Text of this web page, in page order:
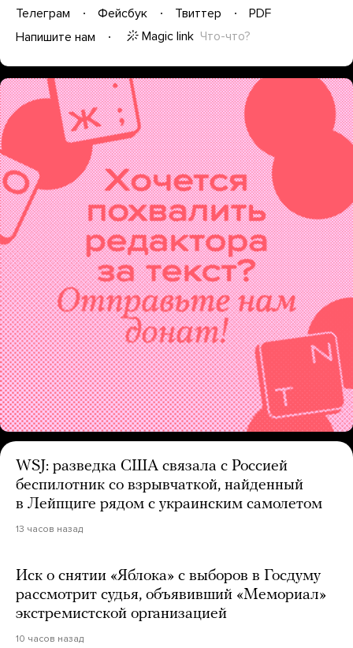
Телеграм Фейсбук Твиттер
PDF
Напишите нам
Magic link Что-что?
WSJ: разведка США связала с Россией
беспилотник со взрывчаткой, найденный
в Лейпциге рядом с украинским самолетом
13 часов назад
Иск о снятии «Яблока» с выборов в Госдуму
рассмотрит судья, объявивший «Мемориал»
экстремистской организацией
10 часов назад